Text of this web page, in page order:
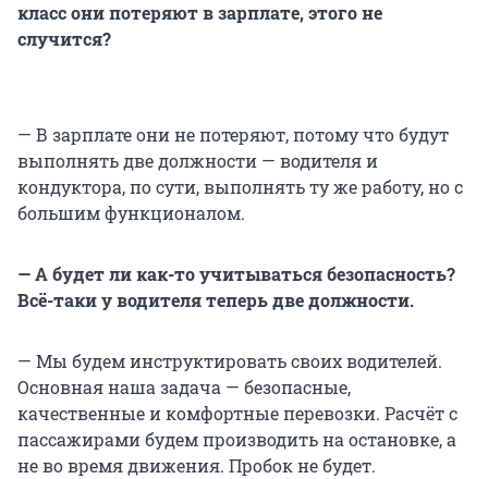
класс они потеряют в зарплате, этого не
случится?
— В зарплате они не потеряют, потому что будут
выполнять две должности — водителя и
кондуктора, по сути, выполнять ту же работу, но с
большим функционалом.
— А будет ли как-то учитываться безопасность?
Всё-таки у водителя теперь две должности.
— Мы будем инструктировать своих водителей.
Основная наша задача — безопасные,
качественные и комфортные перевозки. Расчёт с
пассажирами будем производить на остановке, а
не во время движения. Пробок не будет.